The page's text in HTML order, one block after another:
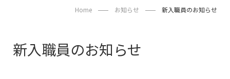
Home お知らせ 新入職員のお知らせ
新入職員のお知らせ